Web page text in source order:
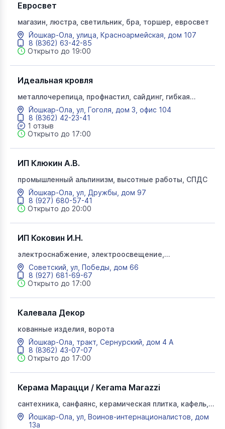
Евросвет
магазин, люстра, светильник, бра, торшер, евросвет
Йошкар-Ола, улица, Красноармейская, дом 107
8 (8362) 63-42-85
Открыто до 19:00
Идеальная кровля
металлочерепица, профнастил, сайдинг, гибкая
черепица, фасадные системы, водостоки
Йошкар-Ола, ул, Гоголя, дом 3, офис 104
8 (8362) 42-23-41
1 отзыв
Открыто до 17:00
ИП Клюкин А.В.
промышленный альпинизм, высотные работы, СПДС
Йошкар-Ола, ул, Дружбы, дом 97
8 (927) 680-57-41
Открыто до 20:00
ИП Коковин И.Н.
электроснабжение, электроосвещение,
пусконаладочные работы
Советский, ул, Победы, дом 66
8 (927) 681-69-67
Открыто до 17:00
Калевала Декор
кованные изделия, ворота
Йошкар-Ола, тракт, Сернурский, дом 4 А
8 (8362) 43-07-07
Открыто до 17:00
Керама Марацци / Kerama Marazzi
сантехника, санфаянс, керамическая плитка, кафель,
обои, сухие строительные смеси, керамогранит
Йошкар-Ола, ул, Воинов-интернационалистов, дом
13а